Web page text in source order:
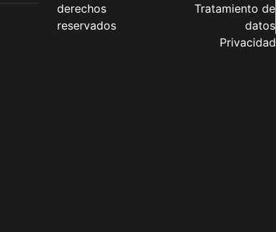
derechos
reservados
Tratamiento de
datos
Privacidad